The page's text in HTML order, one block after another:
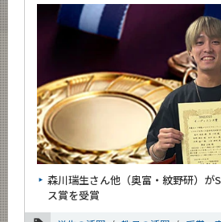
森川瑞生さん他（奥富・紋野研）が
ス賞を受賞
教員・研究室
Faculty and Laboratories
入学案内
Admissions
システム制御系 News
News
News 一覧
カテゴリ別